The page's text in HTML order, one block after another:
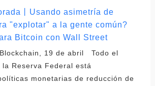
丨Usando asimetría de
"explotar" a la gente común?
Bitcoin con Wall Street
19 de abril Todo el
la Reserva Federal está
monetarias de reducción de